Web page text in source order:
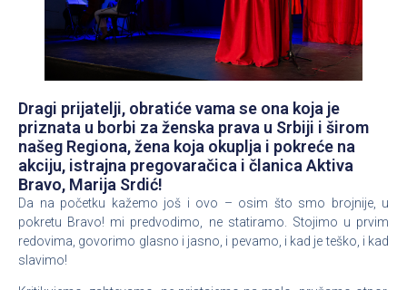
Dragi prijatelji, obratiće vama se ona koja je
priznata u borbi za ženska prava u Srbiji i širom
našeg Regiona, žena koja okuplja i pokreće na
akciju, istrajna pregovaračica i članica Aktiva
Bravo, Marija Srdić!
Da na početku kažemo još i ovo – osim što smo brojnije, u
pokretu Bravo! mi predvodimo, ne statiramo. Stojimo u prvim
redovima, govorimo glasno i jasno, i pevamo, i kad je teško, i kad
slavimo!